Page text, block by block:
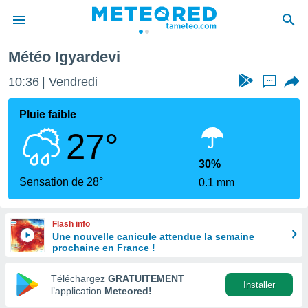
de
par
en
Météo Igyardevi
10:36 Vendredi ...
Pluie faible
27°
Sensation de 28°
30%
0.1 mm
Flash info
Une nouvelle canicule attendue la semaine
prochaine en France !
Téléchargez GRATUITEMENT
l’application Meteored!
Installer